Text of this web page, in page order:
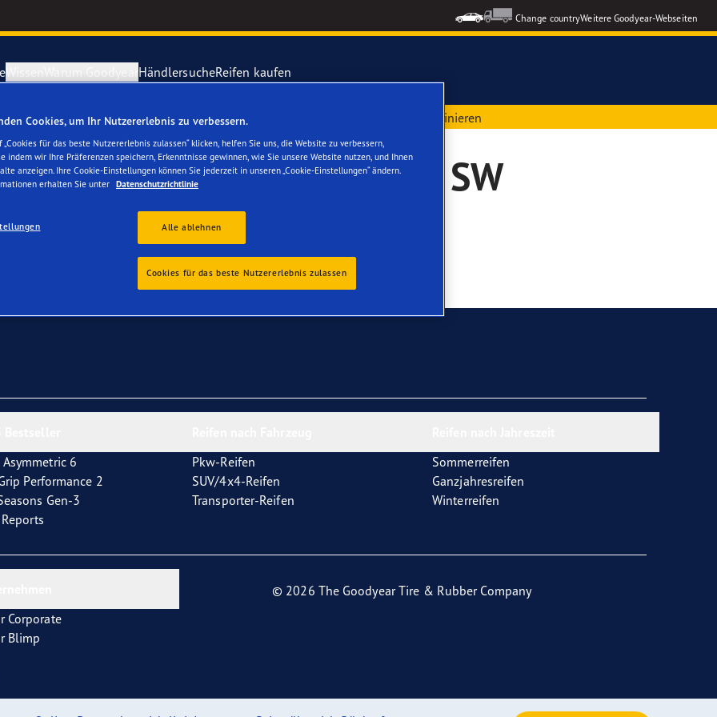
Change countryWeitere Goodyear-Webseiten
Wissen
Reifenpflege
Sie einen Platten
Warum Goodyear
erforscht Schnee
Blimp
RACING
Performance 2
Vector 4Seasons GEN-3
Alle Reifen anzeigen
HändlersucheReifen kaufen
gratis– Goodyear Reifen jetzt online bestellen – Reifenwechsel online terminieren
Ihren Peugeot 508/508 SW
Asymmetric 6
Performance 2
Gen-3
Pkw-Reifen
SUV/4x4-Reifen
Transporter-Reifen
Sommerreifen
Ganzjahresreifen
Winterreifen
Corporate
Blimp
© 2026 The Goodyear Tire & Rubber Company
Cookies, um Ihr Nutzererlebnis zu verbessern.
„Cookies für das beste Nutzererlebnis zulassen“ klicken, helfen Sie uns, die Website zu verbessern,
indem wir Ihre Präferenzen speichern, Erkenntnisse gewinnen, wie Sie unsere Website nutzen, und Ihnen
anzeigen. Ihre Cookie-Einstellungen können Sie jederzeit in unseren „Cookie-Einstellungen“ ändern.
erhalten Sie unter Datenschutzrichtlinie
Alle ablehnen
Cookies für das beste Nutzererlebnis zulassen